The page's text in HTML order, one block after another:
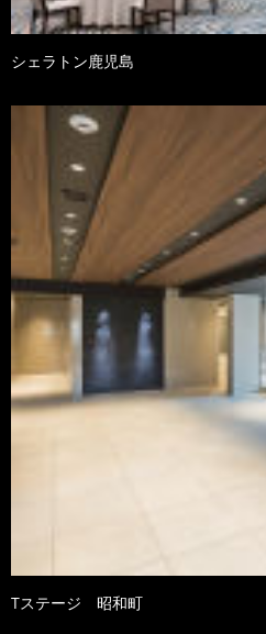
シェラトン鹿児島
Tステージ 昭和町